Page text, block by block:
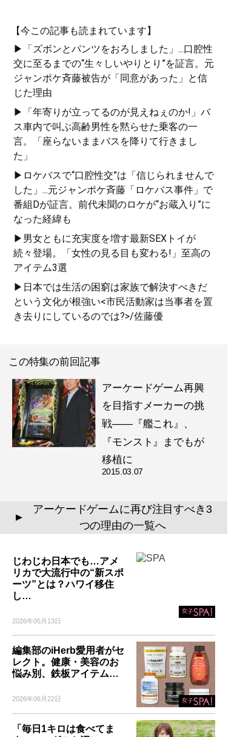
【今この記事も読まれています】
▶「ズボンとパンツをおろしました」...口腔性
交に至るまでの“生々しいやりとり”を証言。元
ジャンポケ斉藤被告が「同意があった」と信
じた理由
▶「年寄りが立ってるのが見えねぇのか!」バ
ス車内で叫ぶ高齢男性を黙らせた乗客の一
言。「座らないままバスを降りて行きまし
た」
▶ロケバスで“口腔性交”は「信じられませんで
した」...元ジャンポケ斉藤「ロケバス事件」で
番組Dが証言。前代未聞のロケが“お蔵入り”に
なった経緯も
▶男女ともに充実度を増す最新SEXトイが
続々登場。「女性の見る目も変わる!」至高の
アイテム3選
▶日本では生活の困窮は家族で解決すべきだ
という文化が根強い<市民活動家は当事者を置
き去りにしているのでは?>/佐藤優
この特集の前回記事
アーケードゲーム再興
を目指すメーカーの挑
戦――『艦これ』、
『モンスト』までもが
移植に
2015.03.07
▲
アーケードゲームに再び注目すべき3
つの理由の一覧へ
じわじわ日本でも…アメ
リカで大流行中の“新スポ
ーツ”とは？ハワイ移住
し…
2026年05月13日
編集部のiHerb愛用者がセ
レクト。健康・美容のお
悩み別、鉄板アイテム…
2026年06月22日
「毎日1キロは食べてま